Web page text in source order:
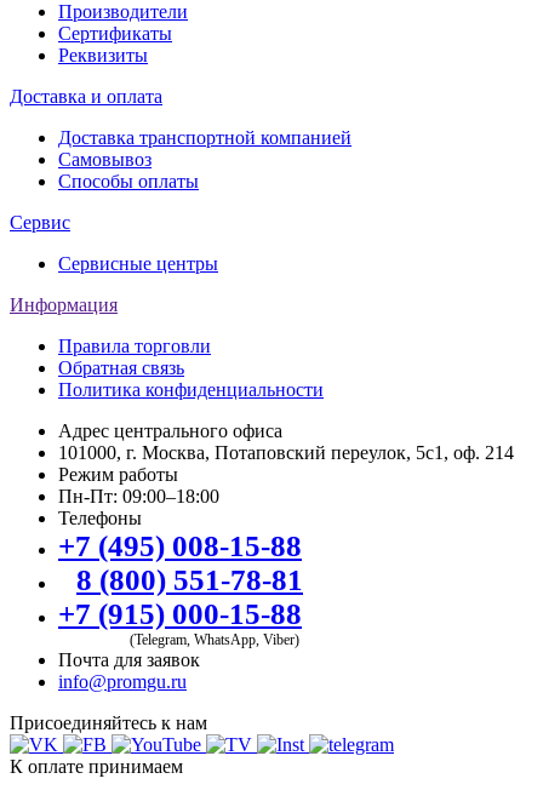
Производители
Сертификаты
Реквизиты
Доставка и оплата
Доставка транспортной компанией
Самовывоз
Способы оплаты
Сервис
Сервисные центры
Информация
Правила торговли
Обратная связь
Политика конфиденциальности
Адрес центрального офиса
101000, г. Москва, Потаповский переулок, 5с1, оф. 214
Режим работы
Пн-Пт: 09:00–18:00
Телефоны
+7 (495) 008-15-88
8 (800) 551-78-81
+7 (915) 000-15-88
(Telegram, WhatsApp, Viber)
Почта для заявок
info@promgu.ru
Присоединяйтесь к нам
К оплате принимаем